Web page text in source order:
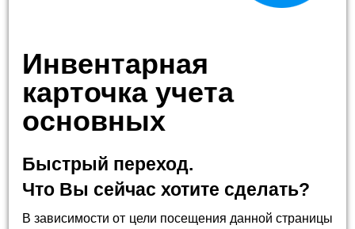
Инвентарная
карточка учета
основных
Быстрый переход.
Что Вы сейчас хотите сделать?
В зависимости от цели посещения данной страницы